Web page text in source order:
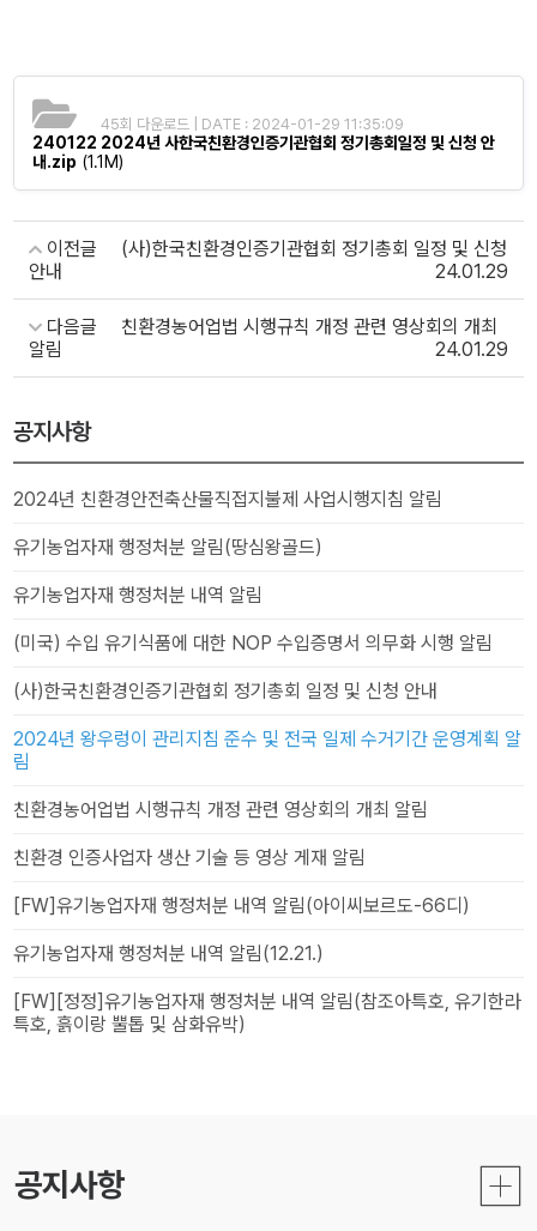
공지사항
2024년 친환경안전축산물직접지불제 사업시행지침 알림
유기농업자재 행정처분 알림(땅심왕골드)
유기농업자재 행정처분 내역 알림
(미국) 수입 유기식품에 대한 NOP 수입증명서 의무화 시행 알림
(사)한국친환경인증기관협회 정기총회 일정 및 신청 안내
2024년 왕우렁이 관리지침 준수 및 전국 일제 수거기간 운영계획 알
림
친환경농어업법 시행규칙 개정 관련 영상회의 개최 알림
친환경 인증사업자 생산 기술 등 영상 게재 알림
[FW]유기농업자재 행정처분 내역 알림(아이씨보르도-66디)
유기농업자재 행정처분 내역 알림(12.21.)
[FW][정정]유기농업자재 행정처분 내역 알림(참조아특호, 유기한라
특호, 흙이랑 뿔톱 및 삼화유박)
240122 2024년 사한국친환경인증기관협회 정기총회일정 및 신청 안
내.zip (1.1M)
45회 다운로드 | DATE : 2024-01-29 11:35:09
이전글
(사)한국친환경인증기관협회 정기총회 일정 및 신청
안내
24.01.29
다음글
친환경농어업법 시행규칙 개정 관련 영상회의 개최
알림
24.01.29
공지사항